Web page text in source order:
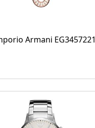
Armani EG3457221